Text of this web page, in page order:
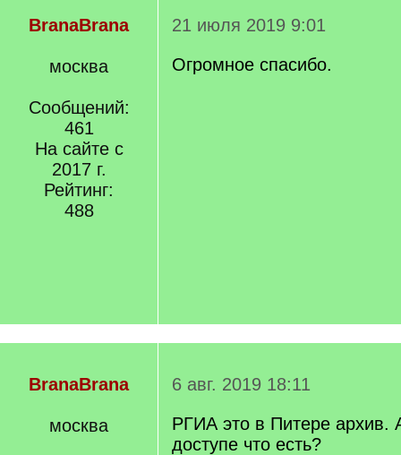
BranaBrana
москва
Сообщений:
461
На сайте с
2017 г.
Рейтинг:
488
21 июля 2019 9:01
Огромное спасибо.
BranaBrana
москва
6 авг. 2019 18:11
РГИА это в Питере архив.
доступе что есть?